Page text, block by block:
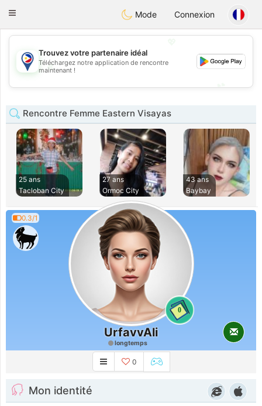
PhilippinesChat
Toggle
Mode Connexion
💖
💕
Trouvez votre partenaire idéal
Téléchargez notre application de rencontre
maintenant !
Rencontre Femme Eastern Visayas
25 ans
Tacloban City
27 ans
Ormoc City
43 ans
Baybay
0.3/1
0
UrfavvAli
longtemps
0
Mon identité